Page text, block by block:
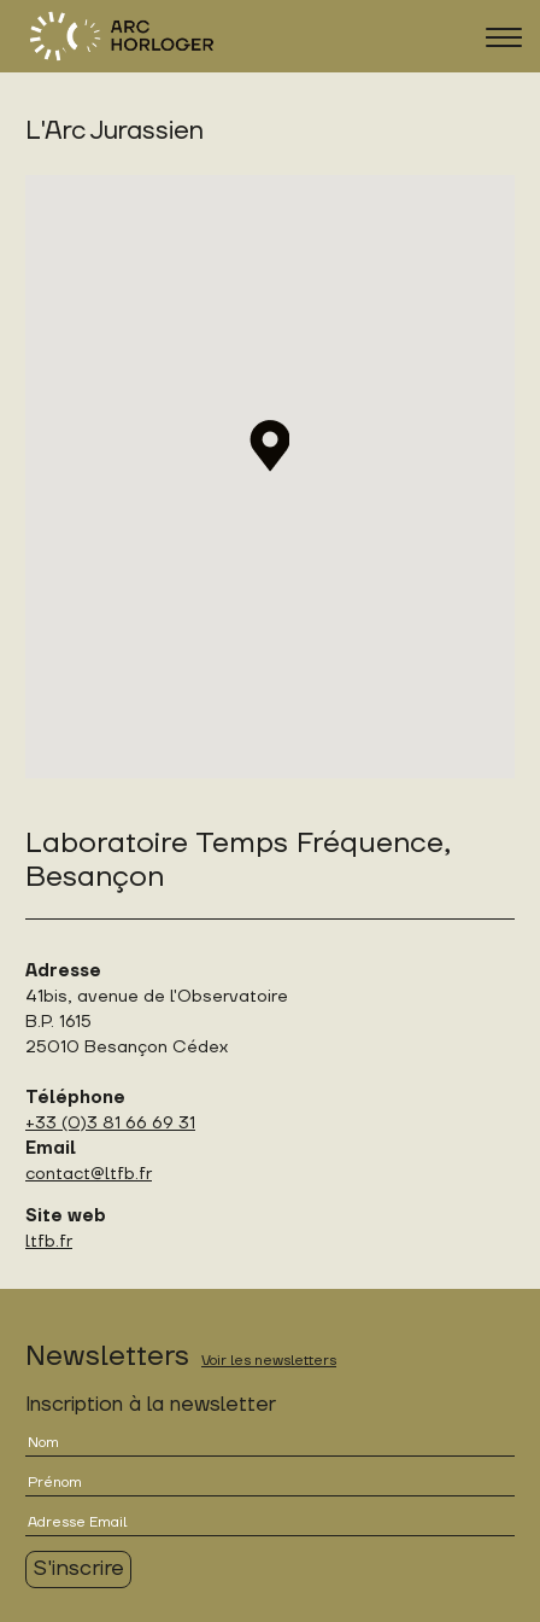
la
L'Arc Jurassien
Laboratoire Temps Fréquence,
Besançon
Adresse
41bis, avenue de l'Observatoire
B.P. 1615
25010 Besançon Cédex
Téléphone
+33 (0)3 81 66 69 31
Email
contact@ltfb.fr
Site web
ltfb.fr
Newsletters Voir les newsletters
Inscription à la newsletter